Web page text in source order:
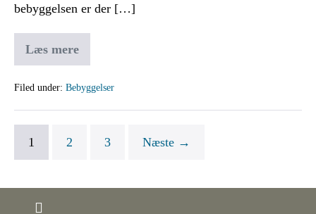
bebyggelsen er der […]
Læs mere
Filed under: Bebyggelser
1 2 3 Næste →